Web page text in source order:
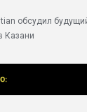
обсудил
Казани